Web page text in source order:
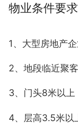
慧的力量。公司
营加盟网络有机
营。
物业条件要求
1、大型房地产
2、地段临近聚
3、门头8米以上
4、层高3.5米以